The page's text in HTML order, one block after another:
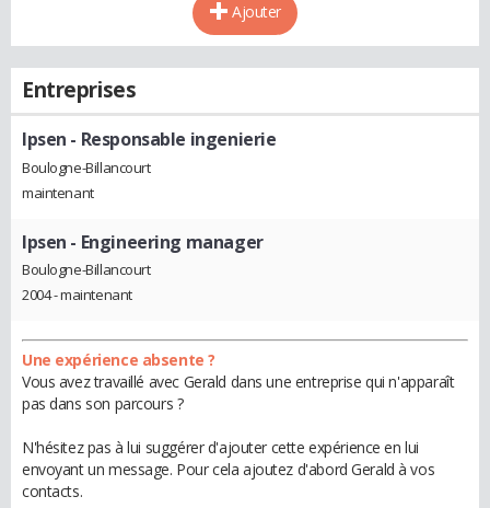
Ajouter
Entreprises
Ipsen - Responsable ingenierie
Boulogne-Billancourt
maintenant
Ipsen - Engineering manager
Boulogne-Billancourt
2004 - maintenant
Une expérience absente ?
Vous avez travaillé avec Gerald dans une entreprise qui n'apparaît
pas dans son parcours ?
N'hésitez pas à lui suggérer d'ajouter cette expérience en lui
envoyant un message. Pour cela ajoutez d'abord Gerald à vos
contacts.